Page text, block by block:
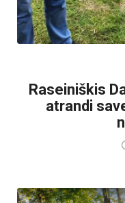
Raseiniškis
atrandi